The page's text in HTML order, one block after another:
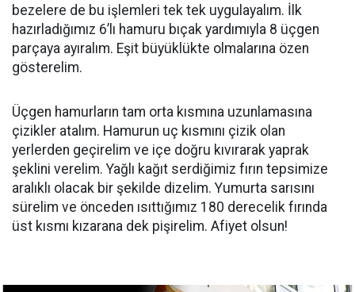
bezelere de bu işlemleri tek tek uygulayalım. İlk
hazırladığımız 6’lı hamuru bıçak yardımıyla 8 üçgen
parçaya ayıralım. Eşit büyüklükte olmalarına özen
gösterelim.
Üçgen hamurların tam orta kısmına uzunlamasına
çizikler atalım. Hamurun uç kısmını çizik olan
yerlerden geçirelim ve içe doğru kıvırarak yaprak
şeklini verelim. Yağlı kağıt serdiğimiz fırın tepsimize
aralıklı olacak bir şekilde dizelim. Yumurta sarısını
sürelim ve önceden ısıttığımız 180 derecelik fırında
üst kısmı kızarana dek pişirelim. Afiyet olsun!